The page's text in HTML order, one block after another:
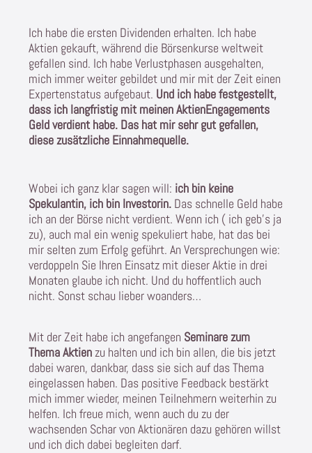
Ich habe die ersten Dividenden erhalten. Ich habe
Aktien gekauft, während die Börsenkurse weltweit
gefallen sind. Ich habe Verlustphasen ausgehalten,
mich immer weiter gebildet und mir mit der Zeit einen
Expertenstatus aufgebaut. Und ich habe festgestellt,
dass ich langfristig mit meinen AktienEngagements
Geld verdient habe. Das hat mir sehr gut gefallen,
diese zusätzliche Einnahmequelle.
Wobei ich ganz klar sagen will: ich bin keine
Spekulantin, ich bin Investorin. Das schnelle Geld habe
ich an der Börse nicht verdient. Wenn ich ( ich geb’s ja
zu), auch mal ein wenig spekuliert habe, hat das bei
mir selten zum Erfolg geführt. An Versprechungen wie:
verdoppeln Sie Ihren Einsatz mit dieser Aktie in drei
Monaten glaube ich nicht. Und du hoffentlich auch
nicht. Sonst schau lieber woanders…
Mit der Zeit habe ich angefangen Seminare zum
Thema Aktienzu halten und ich bin allen, die bis jetzt
dabei waren, dankbar, dass sie sich auf das Thema
eingelassen haben. Das positive Feedback bestärkt
mich immer wieder, meinen Teilnehmern weiterhin zu
helfen. Ich freue mich, wenn auch du zu der
wachsenden Schar von Aktionären dazu gehören willst
und ich dich dabei begleiten darf.